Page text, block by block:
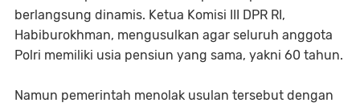
berlangsung dinamis. Ketua Komisi III DPR RI,
Habiburokhman, mengusulkan agar seluruh anggota
Polri memiliki usia pensiun yang sama, yakni 60 tahun.
Namun pemerintah menolak usulan tersebut dengan